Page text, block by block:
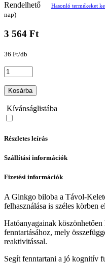
Rendelhető Hasonló termékeket
nap)
3 564 Ft
36 Ft/db
Kosárba
Kívánságlistába
Részletes leírás
Szállítási információk
Fizetési információk
A Ginkgo biloba a Távol-
felhasználása is széles körben
Hatóanyagainak
fenntartásához, mely
reaktivitással.
Segít fenntartani a jó kognitív